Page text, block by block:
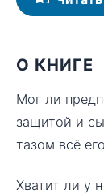
О КНИГЕ
Мог ли
защитой и
тазом всё
Хватит ли у